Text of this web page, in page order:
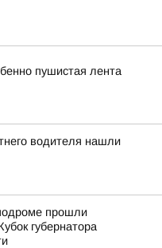
пушистая лента
водителя нашли
прошли
губернатора